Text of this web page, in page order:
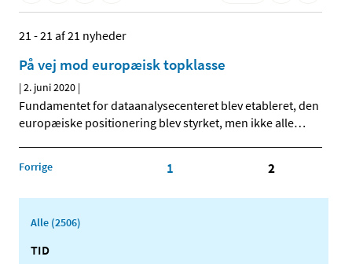
21 - 21 af 21 nyheder
På vej mod europæisk topklasse
|2. juni 2020 |
Fundamentet for dataanalysecenteret blev etableret, den
europæiske positionering blev styrket, men ikke alle…
Forrige 1 2
Alle (2506)
TID